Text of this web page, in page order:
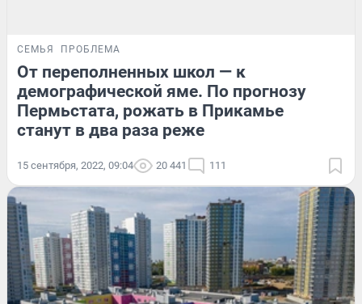
СЕМЬЯ ПРОБЛЕМА
От переполненных школ — к
демографической яме. По прогнозу
Пермьстата, рожать в Прикамье
станут в два раза реже
15 сентября, 2022, 09:04 20 441 111